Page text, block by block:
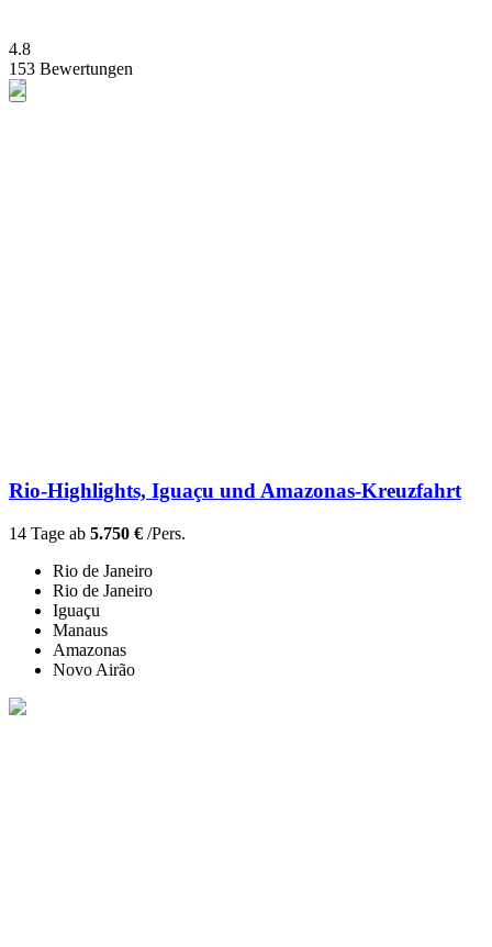
4.8
153 Bewertungen
Rio-Highlights, Iguaçu und Amazonas-Kreuzfahrt
14 Tage ab 5.750 € /Pers.
Rio de Janeiro
Rio de Janeiro
Iguaçu
Manaus
Amazonas
Novo Airão